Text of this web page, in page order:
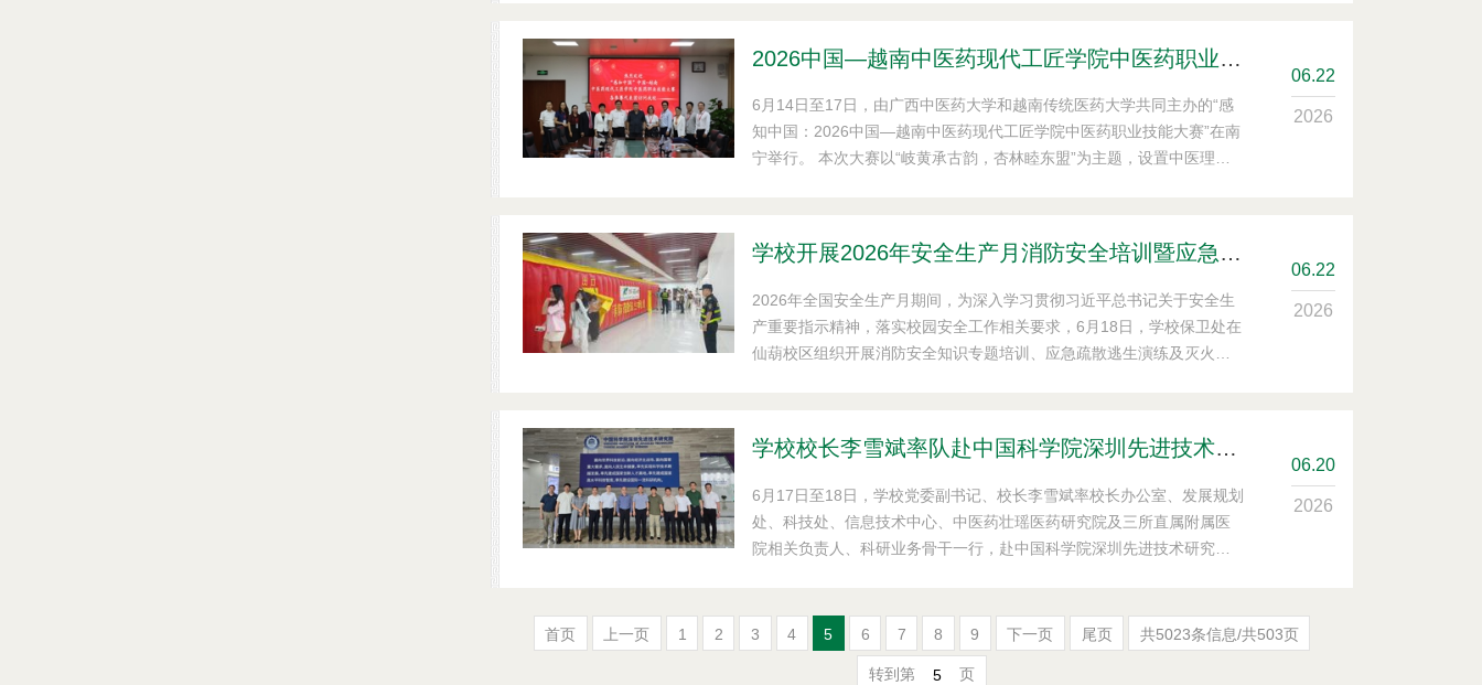
2026中国—越南中医药现代工匠学院中医药职业技能大赛圆满落幕
6月14日至17日，由广西中医药大学和越南传统医药大学共同主办的“感
知中国：2026中国—越南中医药现代工匠学院中医药职业技能大赛”在南
宁举行。 本次大赛以“岐黄承古韵，杏林睦东盟”为主题，设置中医理论
港康复医院、范玉石医科大学、芹苴医药大学、胡志明市医药大学的传
统医学师生，与我校...
06.22
2026
学校开展2026年安全生产月消防安全培训暨应急疏散逃生体验系列活动
2026年全国安全生产月期间，为深入学习贯彻习近平总书记关于安全生
产重要指示精神，落实校园安全工作相关要求，6月18日，学校保卫处在
仙葫校区组织开展消防安全知识专题培训、应急疏散逃生演练及灭火器
四个能力。培训还围...
06.22
2026
学校校长李雪斌率队赴中国科学院深圳先进技术研究院、国家高性能医疗器械创新中心调研交流
6月17日至18日，学校党委副书记、校长李雪斌率校长办公室、发展规划
处、科技处、信息技术中心、中医药壮瑶医药研究院及三所直属附属医
院相关负责人、科研业务骨干一行，赴中国科学院深圳先进技术研究院
06.20
2026
首页 上一页 1 2 3 4 5 6 7 8 9 下一页 尾页 共5023条信息/共503页
转到第 页